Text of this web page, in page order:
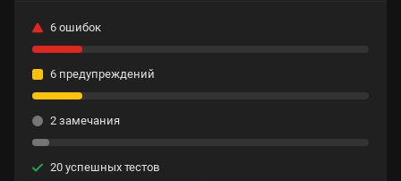
6 ошибок
6 предупреждений
2 замечания
20 успешных тестов